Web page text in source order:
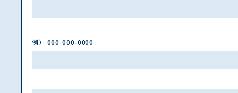
例） 000-000-0000